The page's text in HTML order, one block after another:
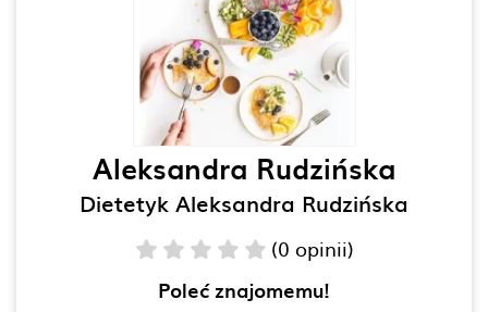
Aleksandra Rudzińska
Dietetyk Aleksandra Rudzińska
(0 opinii)
Poleć znajomemu!